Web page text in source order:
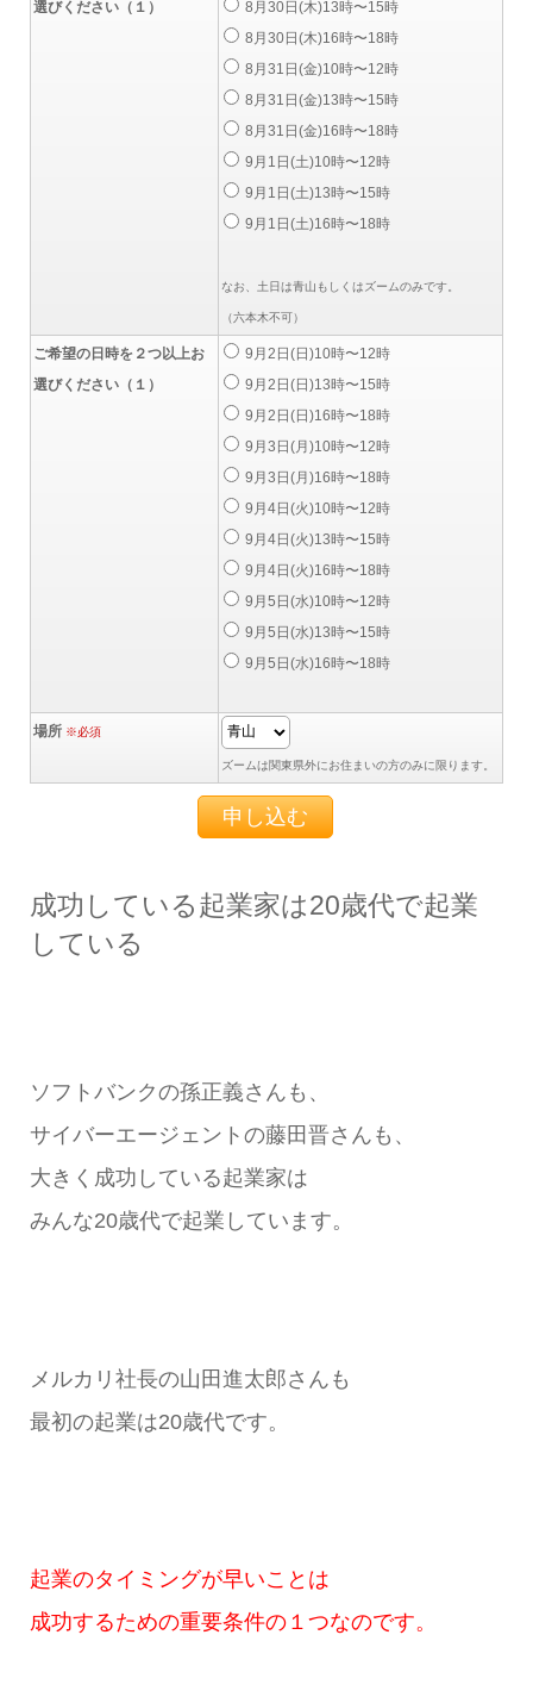
選びください（１）
8月30日(木)13時〜15時
8月30日(木)16時〜18時
8月31日(金)10時〜12時
8月31日(金)13時〜15時
8月31日(金)16時〜18時
9月1日(土)10時〜12時
9月1日(土)13時〜15時
9月1日(土)16時〜18時
なお、土日は青山もしくはズームのみです。
（六本木不可）
ご希望の日時を２つ以上お
選びください（１）
9月2日(日)10時〜12時
9月2日(日)13時〜15時
9月2日(日)16時〜18時
9月3日(月)10時〜12時
9月3日(月)16時〜18時
9月4日(火)10時〜12時
9月4日(火)13時〜15時
9月4日(火)16時〜18時
9月5日(水)10時〜12時
9月5日(水)13時〜15時
9月5日(水)16時〜18時
場所※必須
ズームは関東県外にお住まいの方のみに限ります。
成功している起業家は20歳代で起業
している
ソフトバンクの孫正義さんも、
サイバーエージェントの藤田晋さんも、
大きく成功している起業家は
みんな20歳代で起業しています。
メルカリ社長の山田進太郎さんも
最初の起業は20歳代です。
起業のタイミングが早いことは
成功するための重要条件の１つなのです。